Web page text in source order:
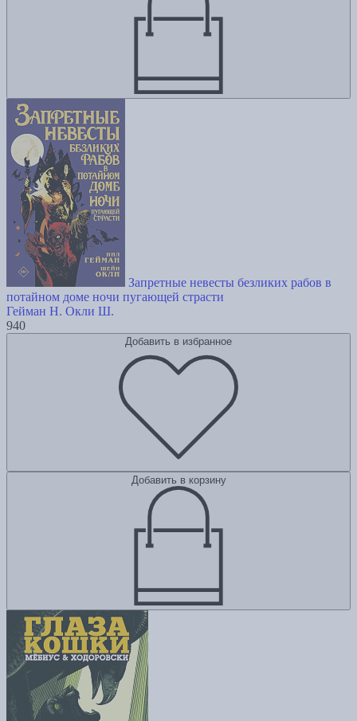
Запретные невесты безликих рабов в
потайном доме ночи пугающей страсти
Гейман Н. Окли Ш.
940
Добавить в избранное
Добавить в корзину